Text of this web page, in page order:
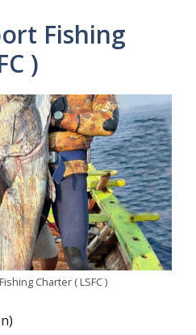
Fishing
)
Charter ( LSFC )